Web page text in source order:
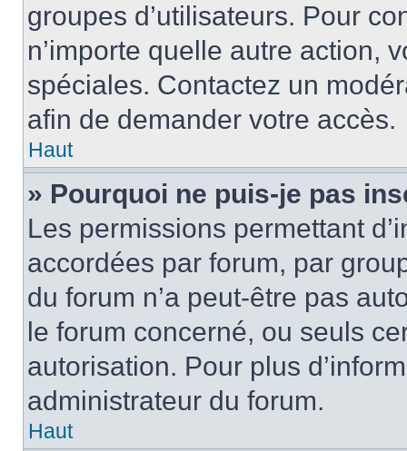
groupes d’utilisateurs. Pour
n’importe quelle autre action,
spéciales. Contactez un
afin de demander votre accès.
Haut
» Pourquoi ne puis-je pas
Les permissions permettant
accordées par forum, par
du forum n’a peut-être pas
le forum concerné, ou seuls
autorisation. Pour plus
administrateur du forum.
Haut